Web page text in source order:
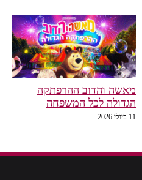
מאשה והדוב ההרפתקה
הגדולה לכל המשפחה
11 ביולי 2026